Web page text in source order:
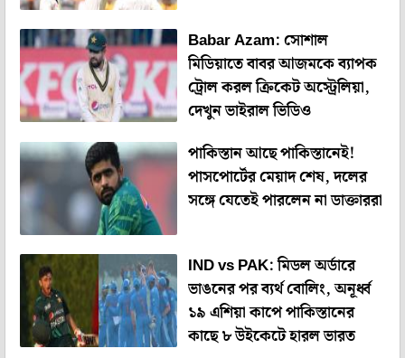
Babar Azam: সোশাল
মিডিয়াতে বাবর আজমকে ব্যাপক
ট্রোল করল ক্রিকেট অস্ট্রেলিয়া,
দেখুন ভাইরাল ভিডিও
পাকিস্তান আছে পাকিস্তানেই!
পাসপোর্টের মেয়াদ শেষ, দলের
সঙ্গে যেতেই পারলেন না ডাক্তাররা
IND vs PAK: মিডল অর্ডারে
ভাঙনের পর ব্যর্থ বোলিং, অনূর্ধ্ব
১৯ এশিয়া কাপে পাকিস্তানের
কাছে ৮ উইকেটে হারল ভারত